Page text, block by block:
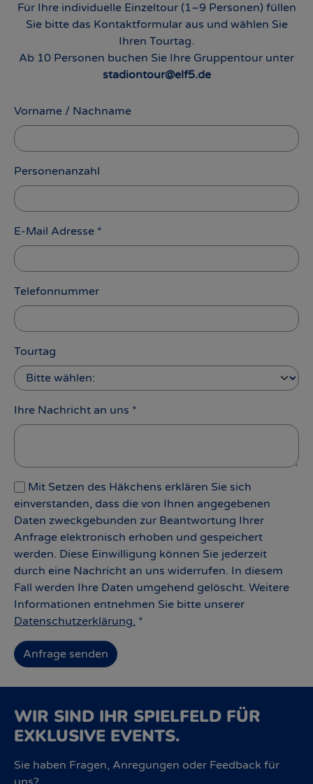
Für Ihre individuelle Einzeltour (1–9 Personen) füllen
Sie bitte das Kontaktformular aus und wählen Sie
Ihren Tourtag.
Ab 10 Personen buchen Sie Ihre Gruppentour unter
stadiontour@elf5.de
Vorname / Nachname
Personenanzahl
E-Mail Adresse *
Telefonnummer
Tourtag
Ihre Nachricht an uns *
Mit Setzen des Häkchens erklären Sie sich
einverstanden, dass die von Ihnen angegebenen
Daten zweckgebunden zur Beantwortung Ihrer
Anfrage elektronisch erhoben und gespeichert
werden. Diese Einwilligung können Sie jederzeit
durch eine Nachricht an uns widerrufen. In diesem
Fall werden Ihre Daten umgehend gelöscht. Weitere
Informationen entnehmen Sie bitte unserer
Datenschutzerklärung. *
Anfrage senden
WIR SIND IHR SPIELFELD FÜR
EXKLUSIVE EVENTS.
Sie haben Fragen, Anregungen oder Feedback für